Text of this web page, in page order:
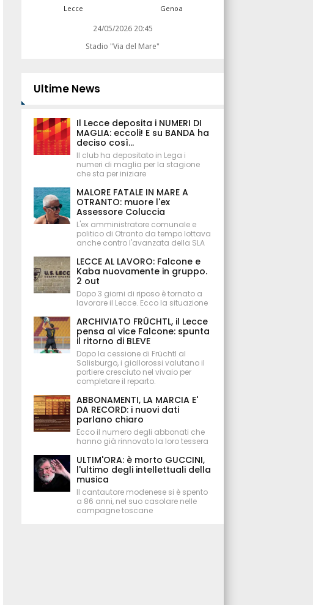
Lecce Genoa
24/05/2026 20:45
Stadio "Via del Mare"
Ultime News
Il Lecce deposita i NUMERI DI
MAGLIA: eccoli! E su BANDA ha
deciso così...
Il club ha depositato in Lega i
numeri di maglia per la stagione
che sta per iniziare
MALORE FATALE IN MARE A
OTRANTO: muore l'ex
Assessore Coluccia
L'ex amministratore comunale e
politico di Otranto da tempo lottava
anche contro l'avanzata della SLA
LECCE AL LAVORO: Falcone e
Kaba nuovamente in gruppo.
2 out
Dopo 3 giorni di riposo è tornato a
lavorare il Lecce. Ecco la situazione
ARCHIVIATO FRÜCHTL, il Lecce
pensa al vice Falcone: spunta
il ritorno di BLEVE
Dopo la cessione di Früchtl al
Salisburgo, i giallorossi valutano il
portiere cresciuto nel vivaio per
completare il reparto.
ABBONAMENTI, LA MARCIA E'
DA RECORD: i nuovi dati
parlano chiaro
Ecco il numero degli abbonati che
hanno già rinnovato la loro tessera
ULTIM'ORA: è morto GUCCINI,
l'ultimo degli intellettuali della
musica
Il cantautore modenese si è spento
a 86 anni, nel suo casolare nelle
campagne toscane